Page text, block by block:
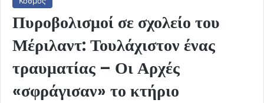
Πυροβολισμοί σε σχολείο του
Μέριλαντ: Τουλάχιστον ένας
τραυματίας – Οι Αρχές
«σφράγισαν» το κτήριο